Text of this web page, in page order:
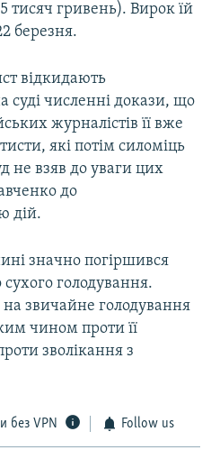
тисяч гривень). Вирок їй
березня.
відкидають
суді численні докази, що
журналістів її вже
які потім силоміць
не взяв до уваги цих
до
дій.
значно погіршився
голодування.
звичайне голодування
чином проти її
зволікання з
без VPN Follow us